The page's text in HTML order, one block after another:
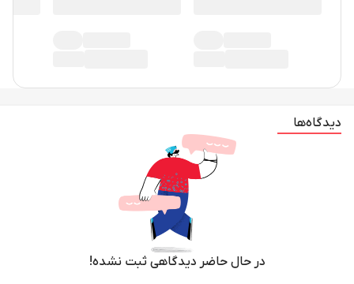
دیدگاه‌ها
در حال حاضر دیدگاهی ثبت نشده!